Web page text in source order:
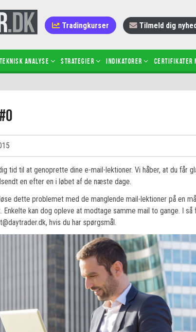
Tradingkurser Tilmeld dig
Teknisk analyse Strategier Indikatorer Certifikater
Sådan bruges stop-loss
Sådan fungerer BULL & BEAR-
certifikater
Det
tid til at genoprette dine e-mail-lektioner. Vi håber, at du får
en efter en i løbet af de næste dage.
dette problemet med de manglende mail-lektioner på en
kan dog opleve at modtage samme mail to gange. I så
hvis du har spørgsmål.